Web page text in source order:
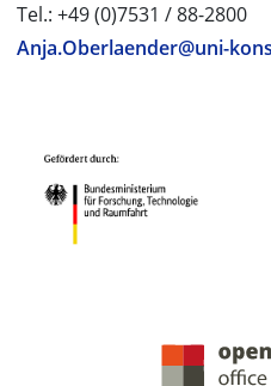
Tel.: +49 (0)7531 / 88-2800
Anja.Oberlaender@uni-